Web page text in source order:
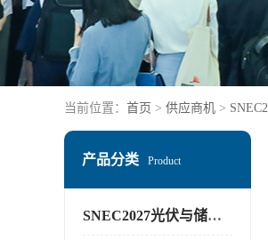
当前位置： 首页 > 供应商机 >
产品分类 Product
SNEC2027光伏与储能展